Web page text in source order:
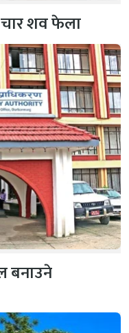
चार शव फेला
बनाउने